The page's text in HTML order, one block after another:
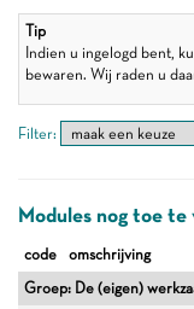
Tip
Indien u ingelogd bent,
bewaren. Wij raden u
Filter:
Modules nog toe te
code
omschrijving
Groep: De (eigen)